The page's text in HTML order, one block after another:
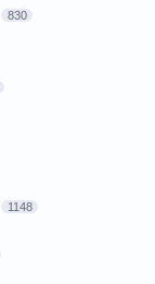
830
1148